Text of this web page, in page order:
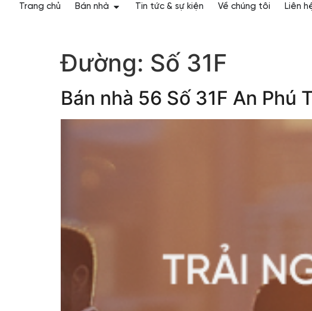
Trang chủ Bán nhà Tin tức & sự kiện Về chúng tôi Liên
Đường: Số 31F
Bán nhà 56 Số 31F An Phú